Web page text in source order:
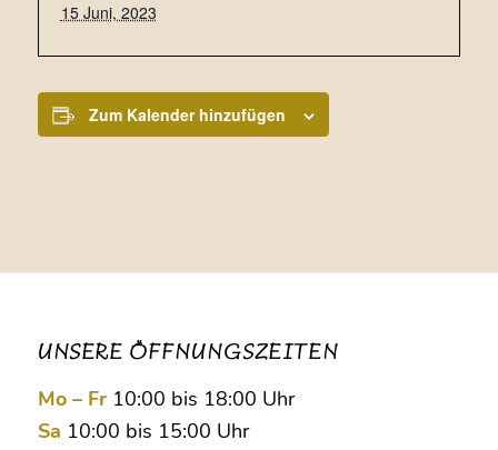
15 Juni, 2023
Zum Kalender hinzufügen
UNSERE ÖFFNUNGSZEITEN
Mo – Fr10:00 bis 18:00 Uhr
Sa 10:00 bis 15:00 Uhr